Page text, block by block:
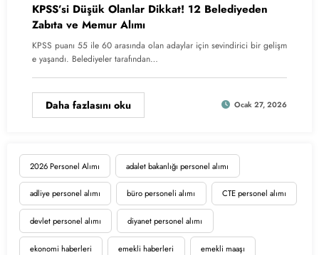
2026 Personel Alımı adalet bakanlığı personel alımı
adliye personel alımı büro personeli alımı CTE personel alımı
devlet personel alımı diyanet personel alımı
ekonomi haberleri emekli haberleri emekli maaşı
KPSS’si Düşük Olanlar Dikkat! 12 Belediyeden
Zabıta ve Memur Alımı
KPSS puanı 55 ile 60 arasında olan adaylar için sevindirici bir gelişm
e yaşandı. Belediyeler tarafından…
Daha fazlasını oku Ocak 27, 2026